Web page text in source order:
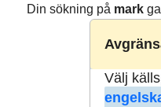
Din sökning på mark
Välj